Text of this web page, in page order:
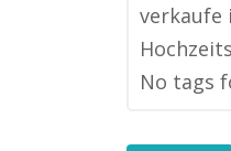
verkaufe
No tags